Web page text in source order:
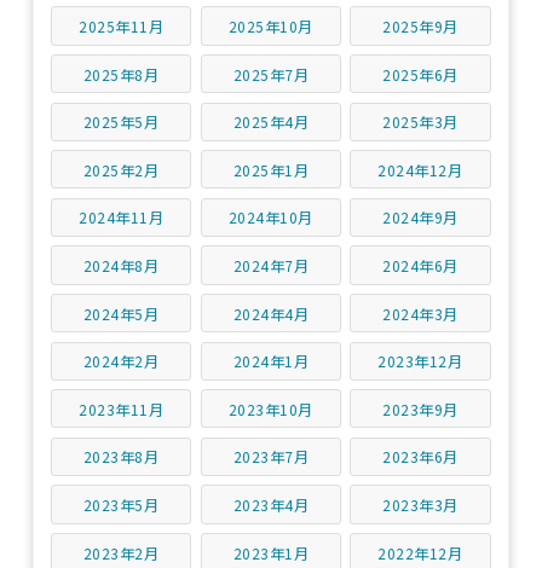
2025年11月 2025年10月 2025年9月
2025年8月 2025年7月 2025年6月
2025年5月 2025年4月 2025年3月
2025年2月 2025年1月 2024年12月
2024年11月 2024年10月 2024年9月
2024年8月 2024年7月 2024年6月
2024年5月 2024年4月 2024年3月
2024年2月 2024年1月 2023年12月
2023年11月 2023年10月 2023年9月
2023年8月 2023年7月 2023年6月
2023年5月 2023年4月 2023年3月
2023年2月 2023年1月 2022年12月